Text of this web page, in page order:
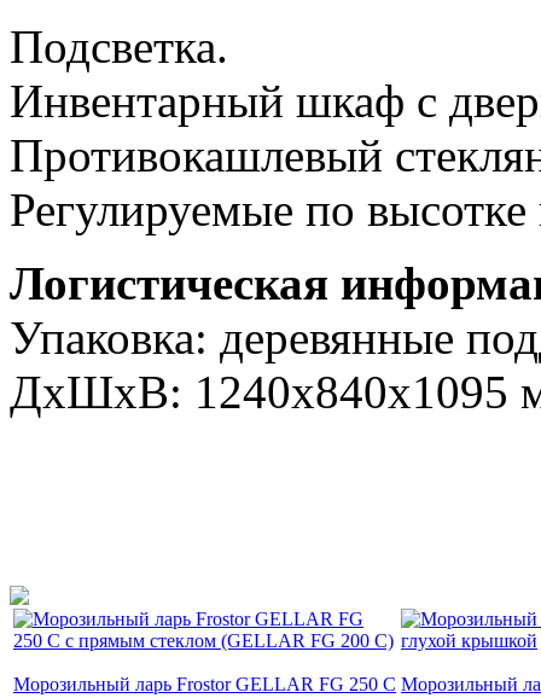
Подсветка.
Инвентарный шкаф с
Противокашлевый
Регулируемые по
Логистическая
Упаковка: деревянные
ДxШxВ: 1240х840х1095
Морозильный ларь Frostor GELLAR FG 250 C Морозильный